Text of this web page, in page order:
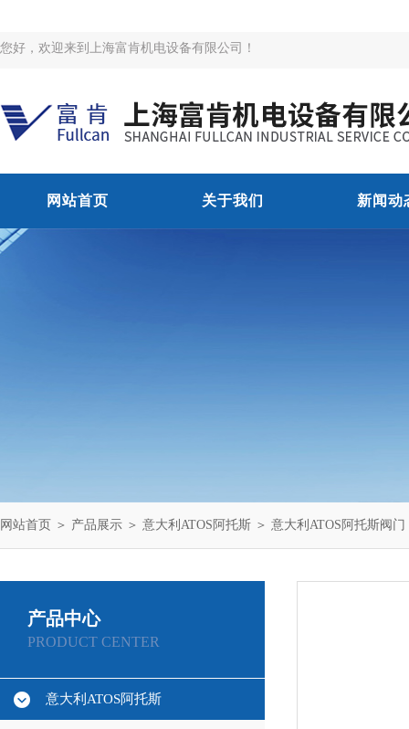
您好，欢迎来到上海富肯机电设备有限公司！
网站首页 关于我们 新闻动
网站首页 ＞ 产品展示 ＞ 意大利ATOS阿托斯 ＞ 意大利ATOS阿托斯阀门
产品中心
PRODUCT CENTER
意大利ATOS阿托斯